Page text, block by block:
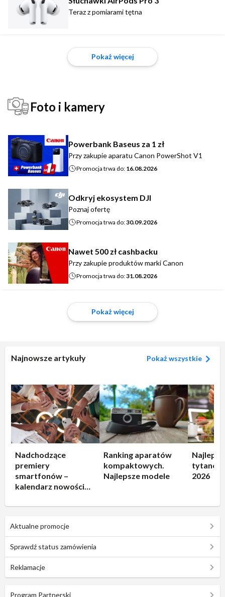
Teraz z pomiarami tętna
Pokaż więcej
Foto i kamery
Powerbank Baseus za 1 zł
Przy zakupie aparatu Canon PowerShot V1
Promocja trwa do: 16.08.2026
Odkryj ekosystem DJI
Poznaj ofertę
Promocja trwa do:30.09.2026
Nawet 500 zł cashbacku
Przy zakupie produktów marki Canon
Promocja trwa do:31.08.2026
Pokaż więcej
Najnowsze artykuły Pokaż wszystkie
Nadchodzące
premiery
smartfonów –
kalendarz nowości
Ranking aparatów
kompaktowych.
Najlepsze modele
2026
Aktualne promocje
Sprawdź status zamówienia
Reklamacje
Program Partnerski